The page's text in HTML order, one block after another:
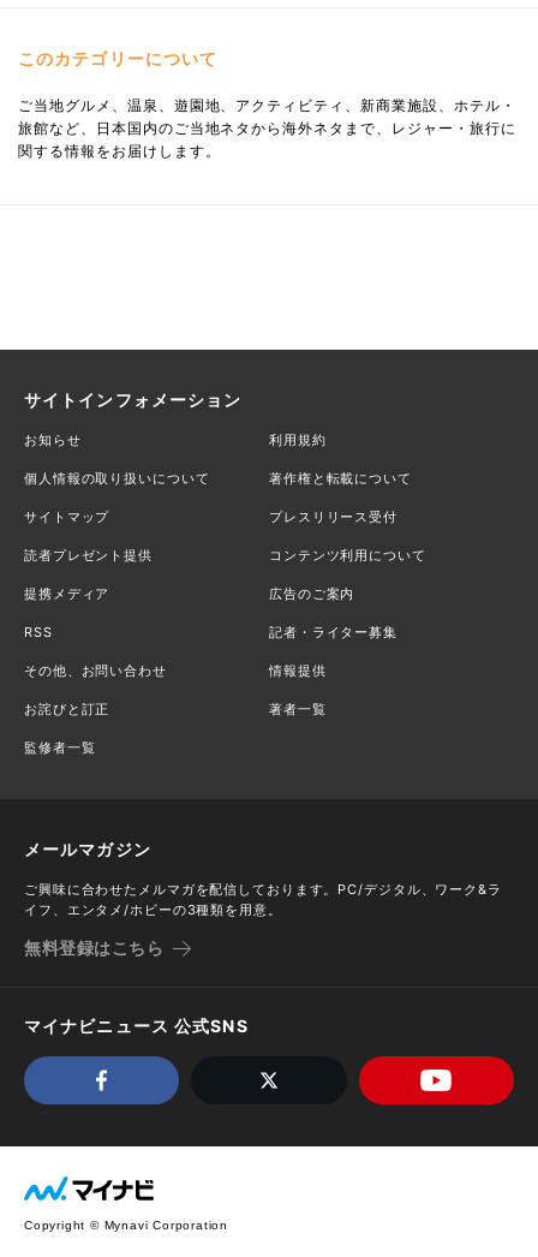
このカテゴリーについて
ご当地グルメ、温泉、遊園地、アクティビティ、新商業施設、ホテル・
旅館など、日本国内のご当地ネタから海外ネタまで、レジャー・旅行に
関する情報をお届けします。
サイトインフォメーション
お知らせ 利用規約
個人情報の取り扱いについて 著作権と転載について
サイトマップ プレスリリース受付
読者プレゼント提供 コンテンツ利用について
提携メディア 広告のご案内
RSS 記者・ライター募集
その他、お問い合わせ 情報提供
お詫びと訂正 著者一覧
監修者一覧
メールマガジン
ご興味に合わせたメルマガを配信しております。PC/デジタル、ワーク&ラ
イフ、エンタメ/ホビーの3種類を用意。
無料登録はこちら
マイナビニュース 公式SNS
Copyright © Mynavi Corporation